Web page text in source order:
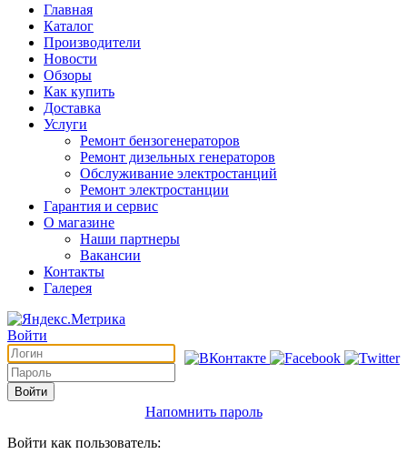
Главная
Каталог
Производители
Новости
Обзоры
Как купить
Доставка
Услуги
Ремонт бензогенераторов
Ремонт дизельных генераторов
Обслуживание электростанций
Ремонт электростанции
Гарантия и сервис
О магазине
Наши партнеры
Вакансии
Контакты
Галерея
Войти
Войти
Напомнить пароль
Войти как пользователь: